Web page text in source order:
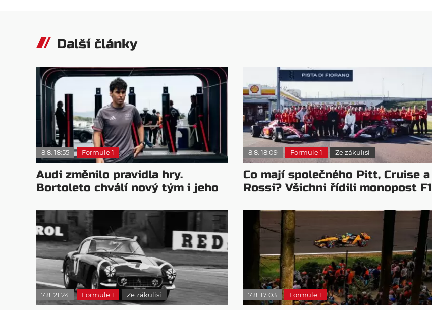
Další články
8.8. 18:55 Formule 1
Audi změnilo pravidla hry.
Bortoleto chválí nový tým i jeho
8.8. 18:09 Formule 1 Ze zákulisí
Co mají společného Pitt, Cruise a
Rossi? Všichni řídili monopost F1
7.8. 21:24 Formule 1 Ze zákulisí 7.8. 17:03 Formule 1